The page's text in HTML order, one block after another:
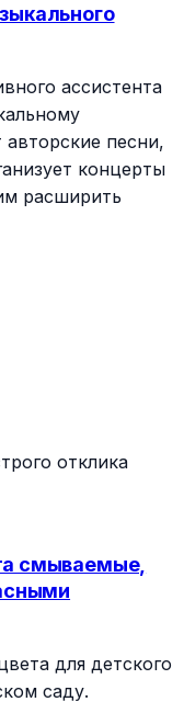
ассистента
песни,
концерты
расширить
отклика
смываемые,
для детского
саду.